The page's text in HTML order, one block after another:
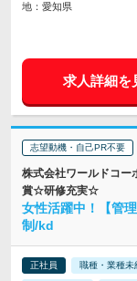
地：愛知県
求人詳細を
志望動機・自己PR不要
株式会社ワールドコー
賞☆研修充実☆
女性活躍中！【管
制/kd
正社員 職種・業種未